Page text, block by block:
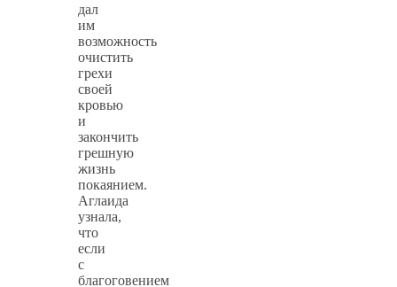
дал
им
возможность
очистить
грехи
своей
кровью
и
закончить
грешную
жизнь
покаянием.
Аглаида
узнала,
что
если
с
благоговением